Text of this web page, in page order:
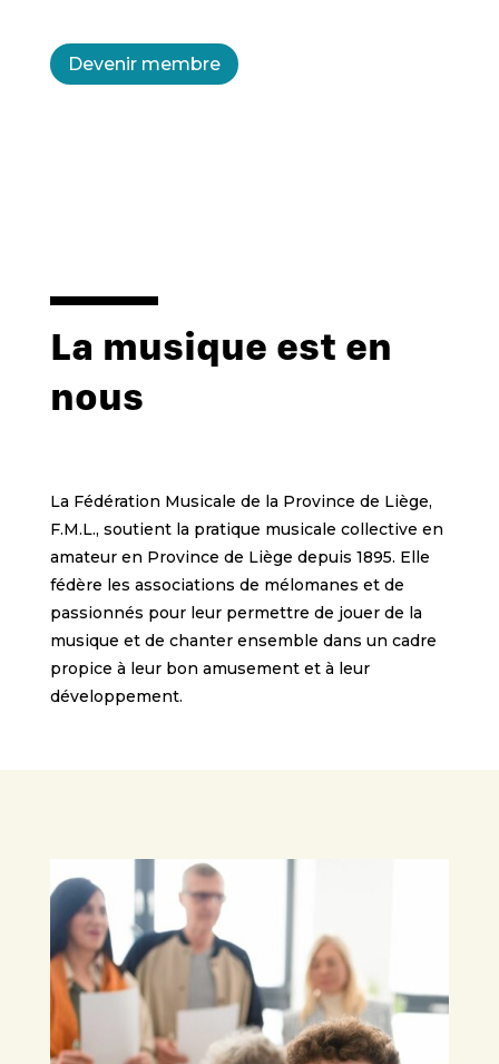
Devenir membre
La musique est en
nous
La Fédération Musicale de la Province de Liège,
F.M.L., soutient la pratique musicale collective en
amateur en Province de Liège depuis 1895. Elle
fédère les associations de mélomanes et de
passionnés pour leur permettre de jouer de la
musique et de chanter ensemble dans un cadre
propice à leur bon amusement et à leur
développement.